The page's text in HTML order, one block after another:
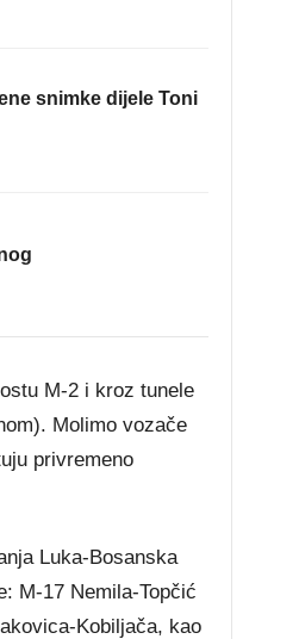
snimke dijele Toni
M-2 i kroz tunele
Molimo vozače
privremeno
Luka-Bosanska
M-17 Nemila-Topčić
Kobiljača, kao